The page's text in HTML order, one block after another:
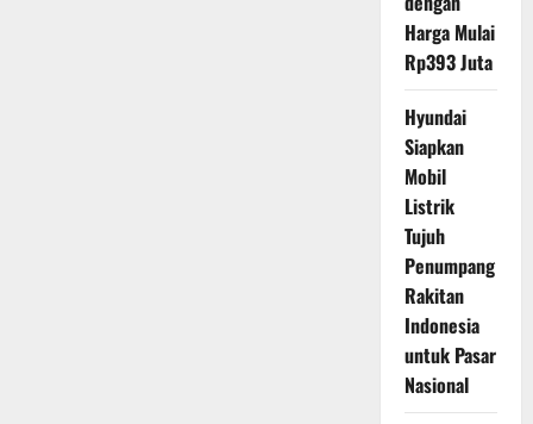
Harga Mulai
Rp393 Juta
Hyundai
Siapkan
Mobil
Listrik
Tujuh
Penumpang
Rakitan
Indonesia
untuk Pasar
Nasional